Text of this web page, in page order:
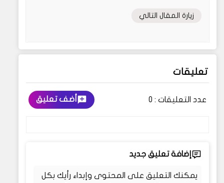
زيارة المقال التالي
تعليقات
عدد التعليقات : 0 أضف تعليق
إضافة تعليق جديد
يمكنك التعليق على المحتوى وإبداء رأيك بكل